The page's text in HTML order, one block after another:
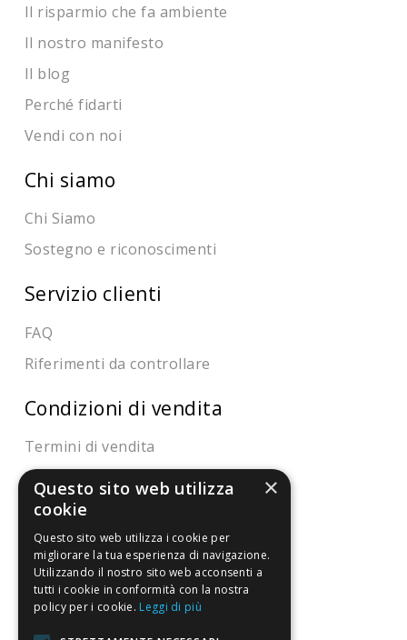
Il risparmio che fa ambiente
Il nostro manifesto
Il blog
Perché fidarti
Vendi con noi
Chi siamo
Chi Siamo
Sostegno e riconoscimenti
Servizio clienti
FAQ
Riferimenti da controllare
Condizioni di vendita
Termini di vendita
Spedizione
Pagamenti
Resi
4,7/5
Eccellente
×
Questo sito web utilizza
cookie
Questo sito web utilizza i cookie per
migliorare la tua esperienza di navigazione.
Utilizzando il nostro sito web acconsenti a
tutti i cookie in conformità con la nostra
policy per i cookie. Leggi di più